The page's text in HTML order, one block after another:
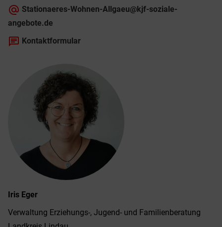
alternate_email Stationaeres-Wohnen-Allgaeu@kjf-soziale-
angebote.de
chat Kontaktformular
Iris Eger
Verwaltung Erziehungs-, Jugend- und Familien­beratung